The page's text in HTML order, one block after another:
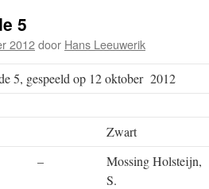
5
2012door Hans Leeuwerik
5, gespeeld op 12 oktober 2012
Zwart
–
Mossing Holsteijn,
S.